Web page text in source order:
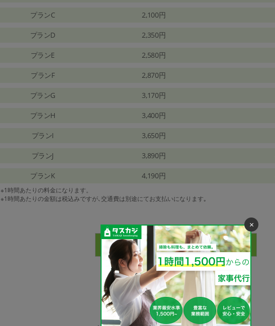
プランC 2,100円
プランD 2,350円
プランE 2,580円
プランF 2,870円
プランG 3,170円
プランH 3,400円
プランI 3,650円
プランJ 3,890円
プランK 4,190円
※1時間あたりの料金になります。
※1時間あたりの金額は税込みですが､交通費は別途にてお支払いになります｡
家事代行サービスの種類
×